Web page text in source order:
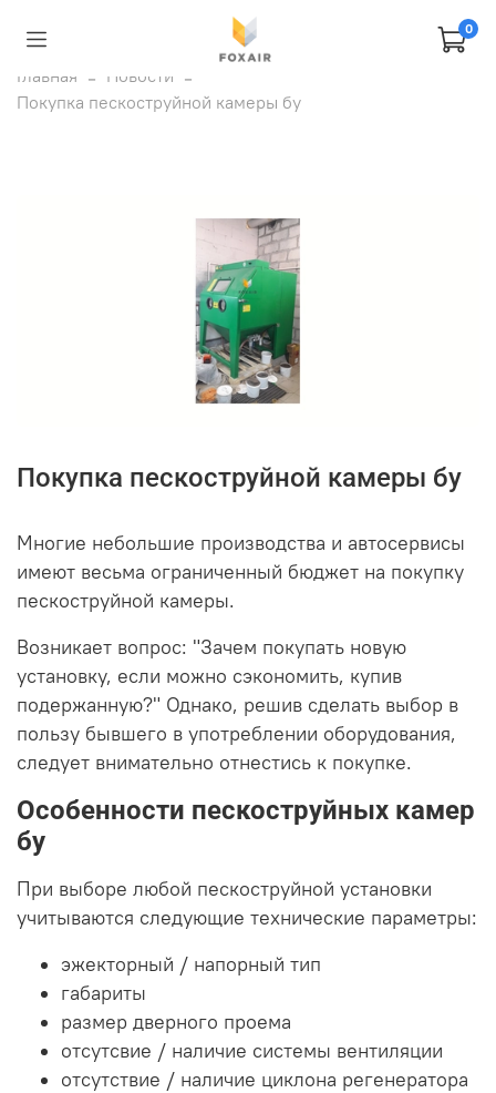
0
Главная
Новости
Покупка пескоструйной камеры бу
Покупка пескоструйной камеры бу
Многие небольшие производства и автосервисы
имеют весьма ограниченный бюджет на покупку
пескоструйной камеры.
Возникает вопрос: "Зачем покупать новую
установку, если можно сэкономить, купив
подержанную?" Однако, решив сделать выбор в
пользу бывшего в употреблении оборудования,
следует внимательно отнестись к покупке.
Особенности пескоструйных камер
бу
При выборе любой пескоструйной установки
учитываются следующие технические параметры:
эжекторный / напорный тип
габариты
размер дверного проема
отсутсвие / наличие системы вентиляции
отсутствие / наличие циклона регенератора